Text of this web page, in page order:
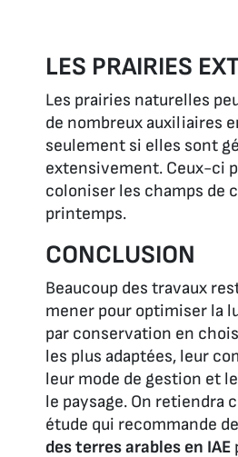
LES PRAIRIES
Les prairies naturelles
de nombreux auxiliaires
seulement si elles sont
extensivement. Ceux-ci
coloniser les champs de
printemps.
CONCLUSION
Beaucoup des travaux
mener pour optimiser la
par conservation en
les plus adaptées, leur
leur mode de gestion et
le paysage. On retiendra
étude qui recommande de
des terres arables en IAE